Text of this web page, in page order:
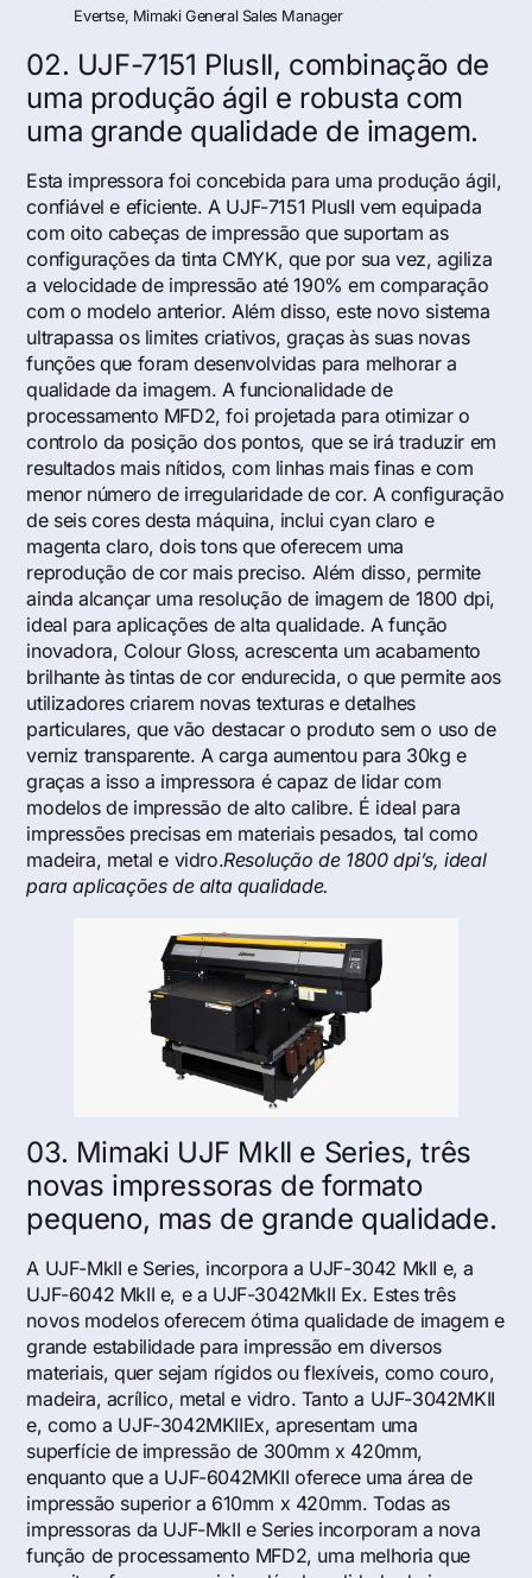
Evertse, Mimaki General Sales Manager
02. UJF-7151 PlusII, combinação de
uma produção ágil e robusta com
uma grande qualidade de imagem.
Esta impressora foi concebida para uma produção ágil,
confiável e eficiente. A UJF-7151 PlusII vem equipada
com oito cabeças de impressão que suportam as
configurações da tinta CMYK, que por sua vez, agiliza
a velocidade de impressão até 190% em comparação
com o modelo anterior. Além disso, este novo sistema
ultrapassa os limites criativos, graças às suas novas
funções que foram desenvolvidas para melhorar a
qualidade da imagem. A funcionalidade de
processamento MFD2, foi projetada para otimizar o
controlo da posição dos pontos, que se irá traduzir em
resultados mais nítidos, com linhas mais finas e com
menor número de irregularidade de cor. A configuração
de seis cores desta máquina, inclui cyan claro e
magenta claro, dois tons que oferecem uma
reprodução de cor mais preciso. Além disso, permite
ainda alcançar uma resolução de imagem de 1800 dpi,
ideal para aplicações de alta qualidade. A função
inovadora, Colour Gloss, acrescenta um acabamento
brilhante às tintas de cor endurecida, o que permite aos
utilizadores criarem novas texturas e detalhes
particulares, que vão destacar o produto sem o uso de
verniz transparente. A carga aumentou para 30kg e
graças a isso a impressora é capaz de lidar com
modelos de impressão de alto calibre. É ideal para
impressões precisas em materiais pesados, tal como
madeira, metal e vidro.Resolução de 1800 dpi’s, ideal
para aplicações de alta qualidade.
03. Mimaki UJF MkII e Series, três
novas impressoras de formato
pequeno, mas de grande qualidade.
A UJF-MkII e Series, incorpora a UJF-3042 MkII e, a
UJF-6042 MkII e, e a UJF-3042MkII Ex. Estes três
novos modelos oferecem ótima qualidade de imagem e
grande estabilidade para impressão em diversos
materiais, quer sejam rígidos ou flexíveis, como couro,
madeira, acrílico, metal e vidro. Tanto a UJF-3042MKII
e, como a UJF-3042MKIIEx, apresentam uma
superfície de impressão de 300mm x 420mm,
enquanto que a UJF-6042MKII oferece uma área de
impressão superior a 610mm x 420mm. Todas as
impressoras da UJF-MkII e Series incorporam a nova
função de processamento MFD2, uma melhoria que